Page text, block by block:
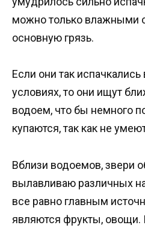
можно только влажными
основную грязь.
Если они так
условиях, то они ищут
водоем, что бы немного
купаются, так как не
Вблизи водоемов, звери
вылавливаю различных
все равно главным
являются фрукты, овощи.